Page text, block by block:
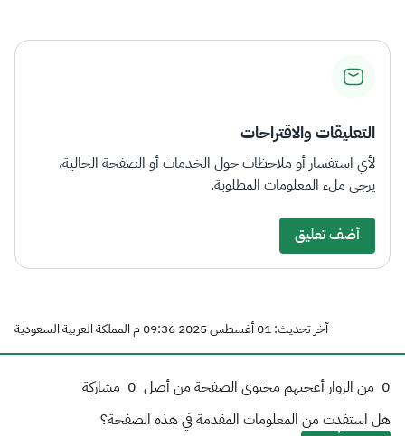
التعليقات والاقتراحات
لأي استفسار أو ملاحظات حول الخدمات أو الصفحة الحالية،
يرجى ملء المعلومات المطلوبة.
أضف تعليق
آخر تحديث: 01 أغسطس 2025 09:36 م المملكة العربية السعودية
0 من الزوار أعجبهم محتوى الصفحة من أصل 0 مشاركة
هل استفدت من المعلومات المقدمة في هذه الصفحة؟